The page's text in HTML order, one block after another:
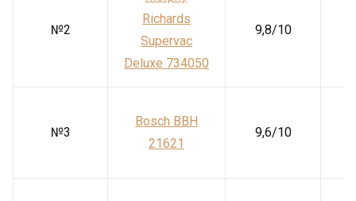
№2
Richards
Supervac
Deluxe 734050
9,8/10
№3
Bosch BBH
21621
9,6/10